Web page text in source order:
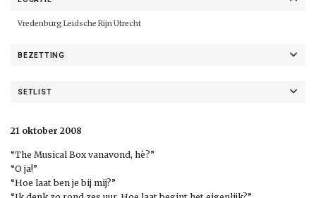
Vredenburg Leidsche Rijn Utrecht
BEZETTING
SETLIST
21 oktober 2008
“The Musical Box vanavond, hè?”
“O ja!”
“Hoe laat ben je bij mij?”